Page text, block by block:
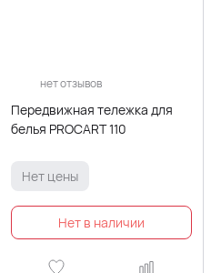
нет отзывов
Передвижная тележка для
белья PROCART 110
Нет цены